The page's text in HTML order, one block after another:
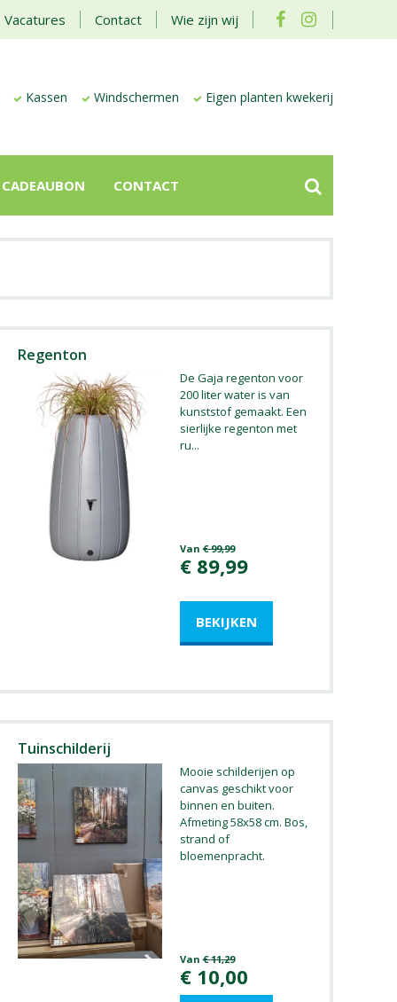
Vacatures Contact Wie zijn wij
Kassen Windschermen Eigen planten kwekerij
CADEAUBON CONTACT
Regenton
De Gaja regenton voor
200 liter water is van
kunststof gemaakt. Een
sierlijke regenton met
ru...
Van € 99,99
€ 89,99
Tuinschilderij
Mooie schilderijen op
canvas geschikt voor
binnen en buiten.
Afmeting 58x58 cm. Bos,
strand of
bloemenpracht.
Van € 11,29
€ 10,00